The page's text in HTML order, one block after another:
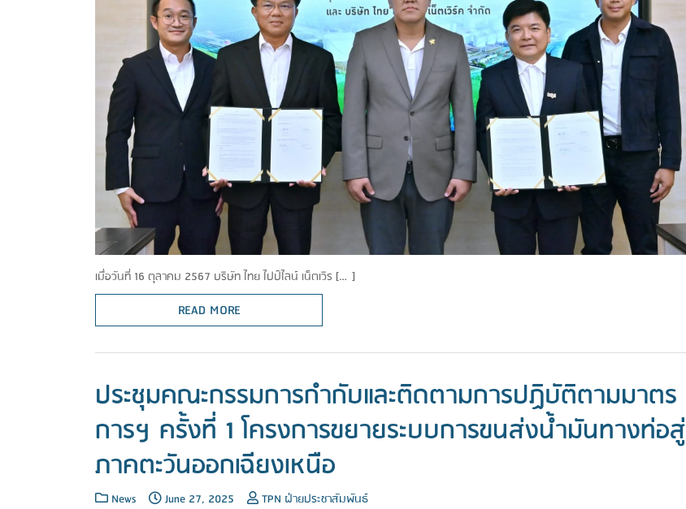
เมื่อวันที่ 16 ตุลาคม 2567 บริษัท ไทย ไปป์ไลน์ เน็ตเวิร […]
READ MORE
ประชุมคณะกรรมการกำกับและติดตามการปฏิบัติตามมาตร
การฯ ครั้งที่ 1 โครงการขยายระบบการขนส่งน้ำมันทางท่อสู่
ภาคตะวันออกเฉียงเหนือ
News June 27, 2025 TPN ฝ่ายประชาสัมพันธ์